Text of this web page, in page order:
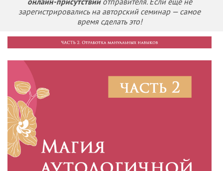
зарегистрировались на авторский семинар — самое
время сделать это!